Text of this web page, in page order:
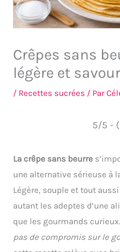
Crêpes sans
légère et
/ Recettes sucrées / Par
5/5 -
La crêpe sans beurre
une alternative sérieuse à
Légère, souple et tout
autant les adeptes d’une
que les gourmands curieux.
pas de compromis sur le